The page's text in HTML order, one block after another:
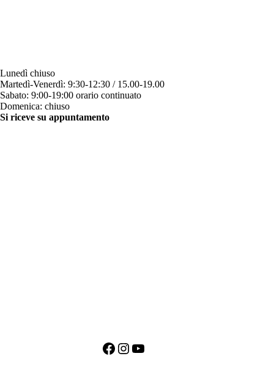
Lunedì chiuso
Martedì-Venerdì: 9:30-12:30 / 15.00-19.00
Sabato: 9:00-19:00 orario continuato
Domenica: chiuso
Si riceve su appuntamento
Facebook
Instagram
YouTube